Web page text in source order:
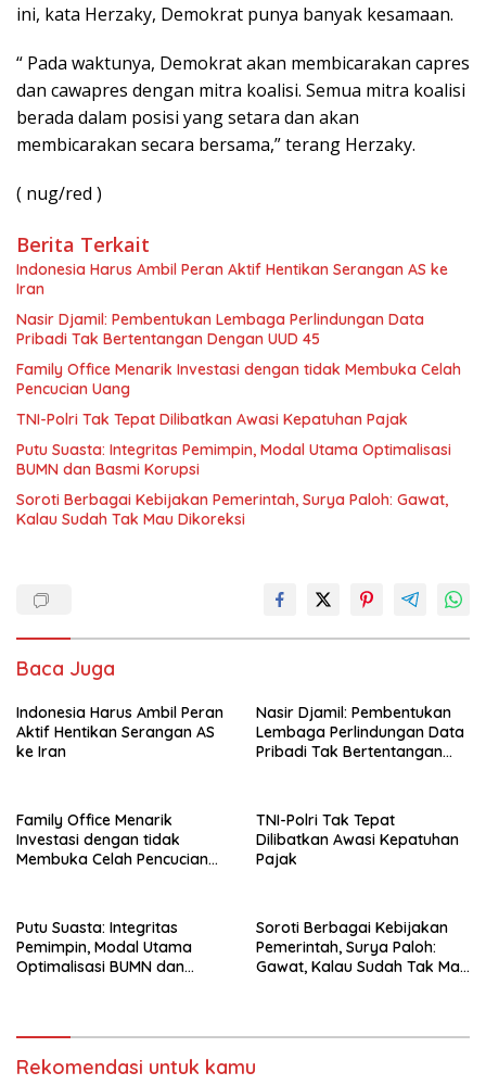
ini, kata Herzaky, Demokrat punya banyak kesamaan.
“ Pada waktunya, Demokrat akan membicarakan capres
dan cawapres dengan mitra koalisi. Semua mitra koalisi
berada dalam posisi yang setara dan akan
membicarakan secara bersama,” terang Herzaky.
( nug/red )
Berita Terkait
Indonesia Harus Ambil Peran Aktif Hentikan Serangan AS ke
Iran
Nasir Djamil: Pembentukan Lembaga Perlindungan Data
Pribadi Tak Bertentangan Dengan UUD 45
Family Office Menarik Investasi dengan tidak Membuka Celah
Pencucian Uang
TNI-Polri Tak Tepat Dilibatkan Awasi Kepatuhan Pajak
Putu Suasta: Integritas Pemimpin, Modal Utama Optimalisasi
BUMN dan Basmi Korupsi
Soroti Berbagai Kebijakan Pemerintah, Surya Paloh: Gawat,
Kalau Sudah Tak Mau Dikoreksi
Baca Juga
Indonesia Harus Ambil Peran
Aktif Hentikan Serangan AS
ke Iran
Nasir Djamil: Pembentukan
Lembaga Perlindungan Data
Pribadi Tak Bertentangan
Family Office Menarik
Investasi dengan tidak
Membuka Celah Pencucian
TNI-Polri Tak Tepat
Dilibatkan Awasi Kepatuhan
Pajak
Putu Suasta: Integritas
Pemimpin, Modal Utama
Optimalisasi BUMN dan
Soroti Berbagai Kebijakan
Pemerintah, Surya Paloh:
Gawat, Kalau Sudah Tak Mau
Rekomendasi untuk kamu